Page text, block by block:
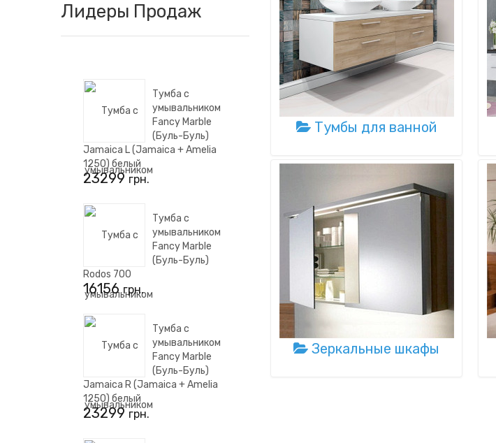
Тумбы для ванной
смотреть товары
Зеркальные шкафы
смотреть товары смотреть товары
Лидеры Продаж
Тумба с
умывальником
Fancy Marble
(Буль-Буль)
Jamaica L (Jamaica + Amelia
1250) белый
23299 грн.
Тумба с
умывальником
Fancy Marble
(Буль-Буль)
Rodos 700
16156грн.
Тумба с
умывальником
Fancy Marble
(Буль-Буль)
Jamaica R (Jamaica + Amelia
1250) белый
23299 грн.